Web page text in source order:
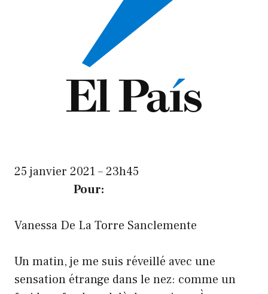
25 janvier 2021 – 23h45
Pour:
Vanessa De La Torre Sanclemente
Un matin, je me suis réveillé avec une
sensation étrange dans le nez: comme un